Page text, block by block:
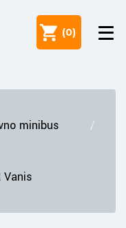
(0)
minibus
Vanis